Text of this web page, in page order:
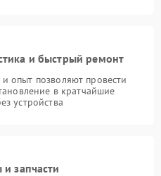
и быстрый ремонт
опыт позволяют провести
в кратчайшие
устройства
запчасти